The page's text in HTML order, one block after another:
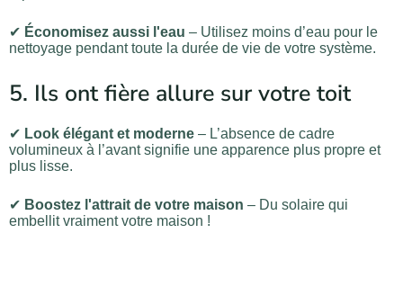
✔ Économisez aussi l'eau – Utilisez moins d’eau pour le
nettoyage pendant toute la durée de vie de votre système.
5. Ils ont fière allure sur votre toit
✔ Look élégant et moderne – L’absence de cadre
volumineux à l’avant signifie une apparence plus propre et
plus lisse.
✔ Boostez l'attrait de votre maison – Du solaire qui
embellit vraiment votre maison !